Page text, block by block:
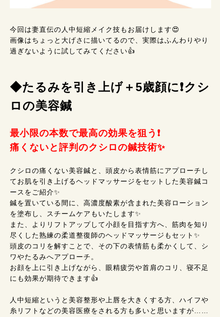
今回は妻直伝の人中短縮メイク技もお届けします😍
画像はちょっと大げさに描いてるので、実際はふんわりやり
過ぎないように試してみてください👍
◆たるみを引き上げ＋5歳顔に❗クシ
ロの美容鍼
最小限の本数で最高の効果を狙う❗
痛くないと評判のクシロの鍼技術✨
クシロの痛くない美容鍼と、頭皮から表情筋にアプローチし
てお肌を引き上げるヘッドマッサージをセットした美容鍼コ
ースをご紹介✨
鍼を置いている間に、高濃度酸素が含まれた美容ローション
を塗布し、スチームケアもいたします✨
また、よりリフトアップして小顔を目指す方へ、筋肉を知り
尽くした熟練の柔道整復師のヘッドマッサージもセット✨
頭皮のコリを解すことで、その下の表情筋も柔かくして、シ
ワやたるみへアプローチ。
お顔を上に引き上げながら、眼精疲労や首肩のコリ、寝不足
にも効果が期待できます👍
人中短縮というと美容整形や上唇を大きくする方、ハイフや
糸リフトなどの美容医療をされる方も多いと思いますが……